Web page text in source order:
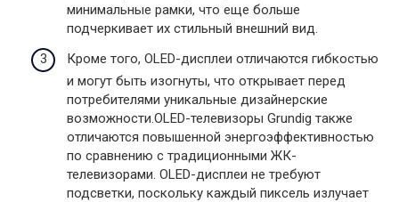
минимальные рамки, что еще больше
подчеркивает их стильный внешний вид.
Кроме того, OLED-дисплеи отличаются гибкостью
и могут быть изогнуты, что открывает перед
потребителями уникальные дизайнерские
возможности.OLED-телевизоры Grundig также
отличаются повышенной энергоэффективностью
по сравнению с традиционными ЖК-
телевизорами. OLED-дисплеи не требуют
подсветки, поскольку каждый пиксель излучает